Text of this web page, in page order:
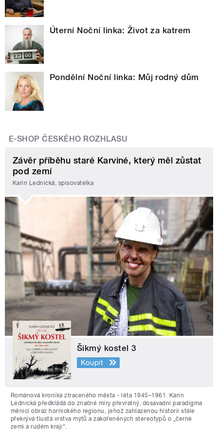
Úterní Noční linka: Život za katrem
Pondělní Noční linka: Můj rodný dům
E-SHOP ČESKÉHO ROZHLASU
Závěr příběhu staré Karviné, který měl zůstat
pod zemí
Karin Lednická, spisovatelka
Šikmý kostel 3
Koupit
Románová kronika ztraceného města - léta 1945–1961. Karin
Lednická předkládá do značné míry převratný, dosavadní paradigma
měnící obraz hornického regionu, jehož zahlazenou historii stále
překrývá tlustá vrstva mýtů a zakořeněných stereotypů o „černé
zemi a rudém kraji“.